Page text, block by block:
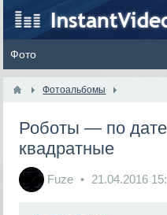
Фотоальбомы
Роботы — по
квадратные
Fuze 21.04.2016